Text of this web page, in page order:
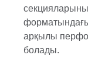
арқылы
болады.